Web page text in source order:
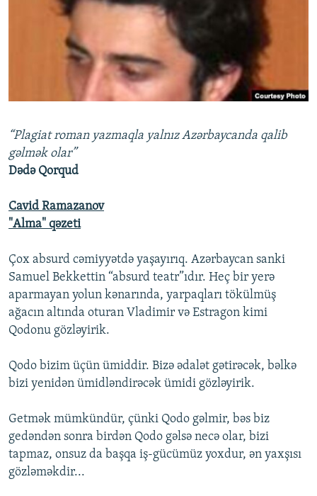
FOTOQALEREYA
İNFOQRAFIKA
OXU ZALI
AZƏRBAYCAN ƏDƏBIYYATI KITABXANASI
İSLAM VƏ DEMOKRATIYA
İZ - MƏDƏNIYYƏT PROQRAMI
HAQQIMIZDA
MISSIYAMIZ
PEŞƏ ETIKASI VƏ JURNALISTIKA STANDARTLARIMIZ
MATERIALLARIMIZDAN ISTIFADƏ
BIZIMLƏ ƏLAQƏ
XƏBƏR BÜLLETENLƏRIMIZ
“Plagiat roman yazmaqla yalnız Azərbaycanda qalib
gəlmək olar”
Dədə Qorqud
Cavid Ramazanov
"Alma" qəzeti
Çox absurd cəmiyyətdə yaşayırıq. Azərbaycan sanki
Samuel Bekkettin “absurd teatr”ıdır. Heç bir yerə
aparmayan yolun kənarında, yarpaqları tökülmüş
ağacın altında oturan Vladimir və Estragon kimi
Qodonu gözləyirik.
Qodo bizim üçün ümiddir. Bizə ədalət gətirəcək, bəlkə
bizi yenidən ümidləndirəcək ümidi gözləyirik.
Getmək mümkündür, çünki Qodo gəlmir, bəs biz
gedəndən sonra birdən Qodo gəlsə necə olar, bizi
tapmaz, onsuz da başqa iş-gücümüz yoxdur, ən yaxşısı
gözləməkdir...